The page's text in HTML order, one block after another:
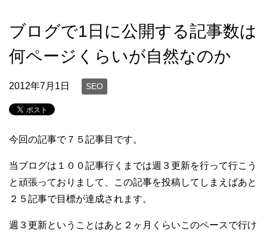
ブログで1日に公開する記事数は
何ページくらいが自然なのか
2012年7月1日 SEO
今回の記事で７５記事目です。
当ブログは１００記事行くまでは週３更新を行って行こう
と頑張っておりまして、この記事を投稿してしまえばあと
２５記事で目標が達成されます。
週３更新ということはあと２ヶ月くらいこのペースで行け